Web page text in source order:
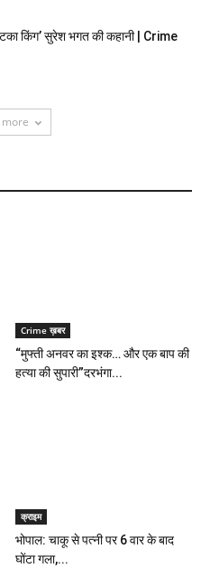
किंग’ सुरेश भगत की कहानी | Crime
more
Crime ख़बर
“मुफ्ती अनवर का इश्क… और एक बाप की
हत्या की सुपारी”दरभंगा...
क्राइम
भोपाल: चाकू से पत्नी पर 6 वार के बाद
घोंटा गला,...